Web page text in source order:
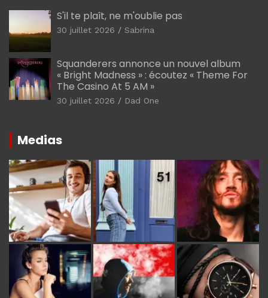
S'il te plaît, ne m'oublie pas
30 juillet 2026 Sabrina
Squanderers annonce un nouvel album
« Bright Madness » : écoutez « Theme For
The Casino At 5 AM »
30 juillet 2026 Dad One
Medias